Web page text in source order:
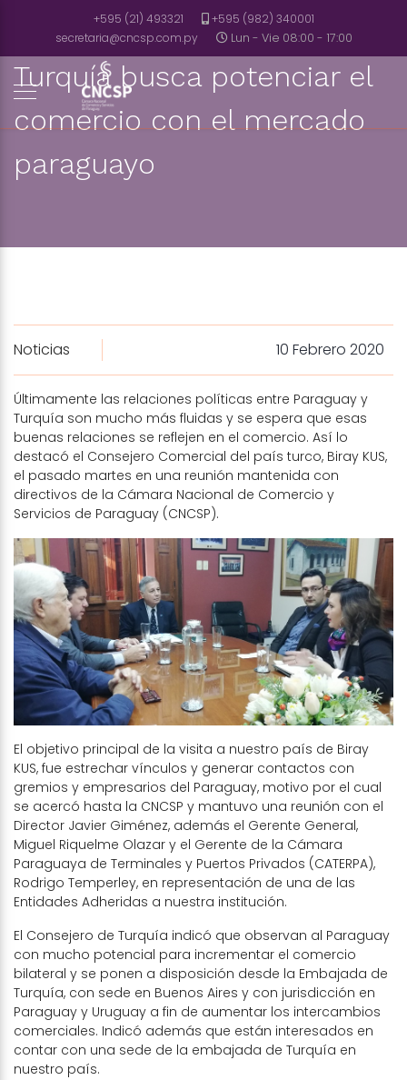
+595 (21) 493321
+595 (982) 340001
secretaria@cncsp.com.py
Lun - Vie 08:00 - 17:00
Turquía busca potenciar el
comercio con el mercado
paraguayo
Noticias 10 Febrero 2020
Últimamente las relaciones políticas entre Paraguay y
Turquía son mucho más fluidas y se espera que esas
buenas relaciones se reflejen en el comercio. Así lo
destacó el Consejero Comercial del país turco, Biray KUS,
el pasado martes en una reunión mantenida con
directivos de la Cámara Nacional de Comercio y
Servicios de Paraguay (CNCSP).
El objetivo principal de la visita a nuestro país de Biray
KUS, fue estrechar vínculos y generar contactos con
gremios y empresarios del Paraguay, motivo por el cual
se acercó hasta la CNCSP y mantuvo una reunión con el
Director Javier Giménez, además el Gerente General,
Miguel Riquelme Olazar y el Gerente de la Cámara
Paraguaya de Terminales y Puertos Privados (CATERPA),
Rodrigo Temperley, en representación de una de las
Entidades Adheridas a nuestra institución.
El Consejero de Turquía indicó que observan al Paraguay
con mucho potencial para incrementar el comercio
bilateral y se ponen a disposición desde la Embajada de
Turquía, con sede en Buenos Aires y con jurisdicción en
Paraguay y Uruguay a fin de aumentar los intercambios
comerciales. Indicó además que están interesados en
contar con una sede de la embajada de Turquía en
nuestro país.